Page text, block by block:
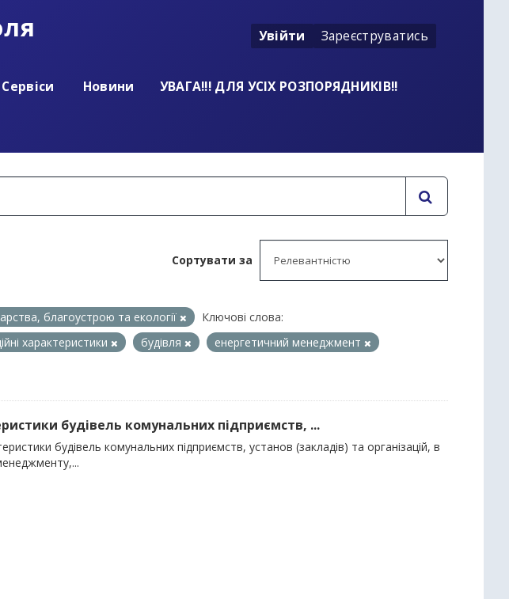
Увійти Зареєструватись
Сервіси Новини
УВАГА!!! ДЛЯ УСІХ РОЗПОРЯДНИКІВ!!
Сортувати за
благоустрою та екології
Ключові слова:
характеристики будівля
енергетичний менеджмент
будівель комунальних підприємств, ...
будівель комунальних підприємств, установ (закладів) та організацій, в